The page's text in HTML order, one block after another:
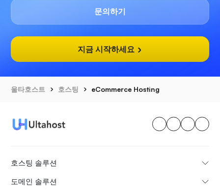
문의하기
지금 시작하세요
울타호스트 호스팅 eCommerce Hosting
호스팅 솔루션
도메인 솔루션